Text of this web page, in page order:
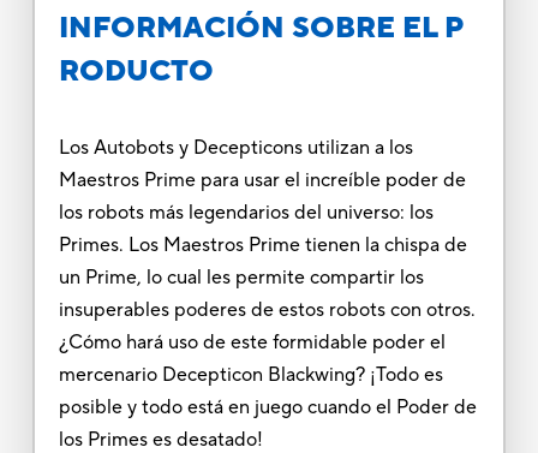
INFORMACIÓN SOBRE EL P
RODUCTO
Los Autobots y Decepticons utilizan a los
Maestros Prime para usar el increíble poder de
los robots más legendarios del universo: los
Primes. Los Maestros Prime tienen la chispa de
un Prime, lo cual les permite compartir los
insuperables poderes de estos robots con otros.
¿Cómo hará uso de este formidable poder el
mercenario Decepticon Blackwing? ¡Todo es
posible y todo está en juego cuando el Poder de
los Primes es desatado!